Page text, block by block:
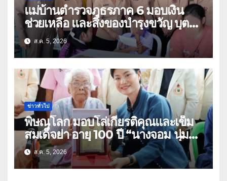
แม่บ้านตำรวจภูธรภาค 6 มอบเงิน
ช่วยเหลือ และสิ่งของบำรุงขวัญ บุตร-
ธิดา ข้าราชการตำรวจจังหวัด
อุทัยธานี
ส.ค. 5, 2026
ข่าวทั่วไป
พิษณุโลก มอบโล่เกียรติคุณและเข็ม
สมเด็จย่า อายุ 100 ปี “นางจอม นุ่ม
เนตร” ตำบลบ้านกร่าง อำเภอเมือง
ส.ค. 5, 2026